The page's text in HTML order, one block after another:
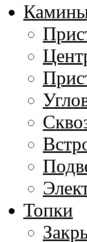
Топки